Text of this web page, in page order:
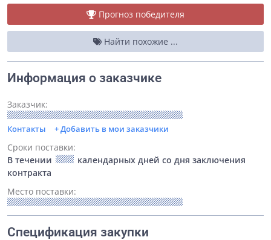
Прогноз победителя
Найти похожие ...
Информация о заказчике
Заказчик:
Контакты + Добавить в мои заказчики
Сроки поставки:
В течении
календарных дней со дня заключения
контракта
Место поставки:
Спецификация закупки